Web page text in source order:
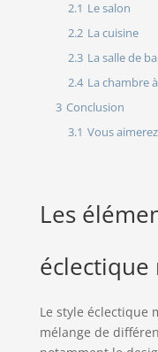
2.1 Le salon
2.2 La cuisine
2.3 La salle de
2.4 La chambre
3 Conclusion
3.1 Vous
Les
éclectique
Le style éclectique
mélange de